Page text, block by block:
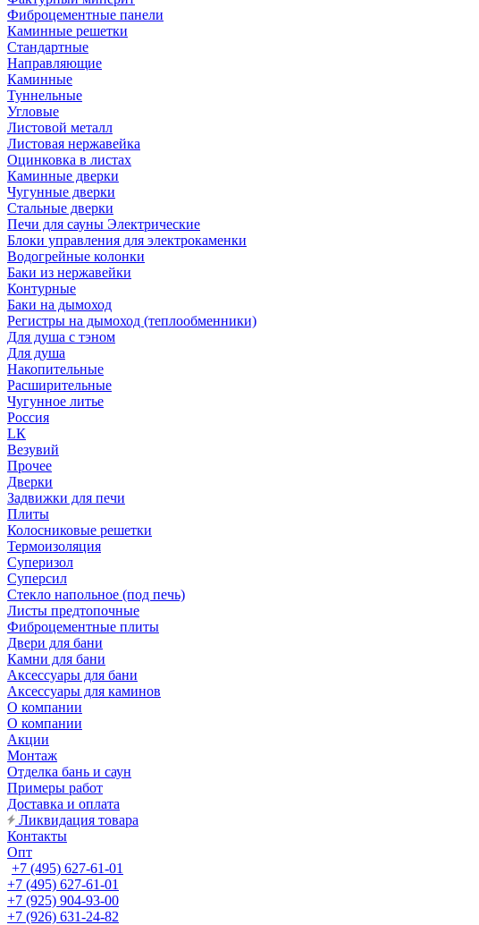
Фиброцементные панели
Каминные решетки
Стандартные
Направляющие
Каминные
Туннельные
Угловые
Листовой металл
Листовая нержавейка
Оцинковка в листах
Каминные дверки
Чугунные дверки
Стальные дверки
Печи для сауны Электрические
Блоки управления для электрокаменки
Водогрейные колонки
Баки из нержавейки
Контурные
Баки на дымоход
Регистры на дымоход (теплообменники)
Для душа с тэном
Для душа
Накопительные
Расширительные
Чугунное литье
Россия
LК
Везувий
Прочее
Дверки
Задвижки для печи
Плиты
Колосниковые решетки
Термоизоляция
Суперизол
Суперсил
Стекло напольное (под печь)
Листы предтопочные
Фиброцементные плиты
Двери для бани
Камни для бани
Аксессуары для бани
Аксессуары для каминов
О компании
О компании
Акции
Монтаж
Отделка бань и саун
Примеры работ
Доставка и оплата
Ликвидация товара
Контакты
Опт
+7 (495) 627-61-01
+7 (495) 627-61-01
+7 (925) 904-93-00
+7 (926) 631-24-82